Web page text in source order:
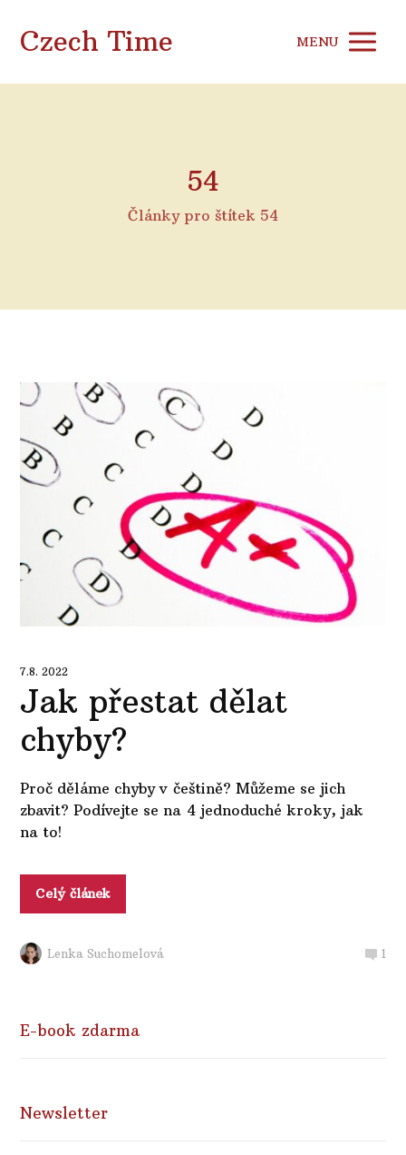
Czech Time MENU
54
Články pro štítek 54
7.8. 2022
Jak přestat dělat
chyby?
Proč děláme chyby v češtině? Můžeme se jich
zbavit? Podívejte se na 4 jednoduché kroky, jak
na to!
Celý článek
Lenka Suchomelová 1
E-book zdarma
Newsletter